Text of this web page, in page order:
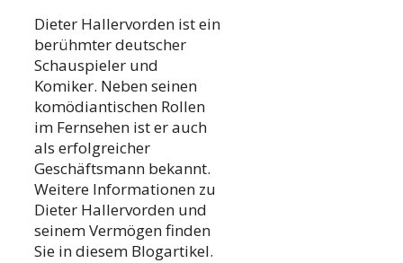
Dieter Hallervorden ist ein
berühmter deutscher
Schauspieler und
Komiker. Neben seinen
komödiantischen Rollen
im Fernsehen ist er auch
als erfolgreicher
Geschäftsmann bekannt.
Weitere Informationen zu
Dieter Hallervorden und
seinem Vermögen finden
Sie in diesem Blogartikel.